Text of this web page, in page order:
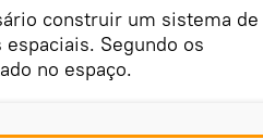
construir um sistema de
Segundo os
no espaço.